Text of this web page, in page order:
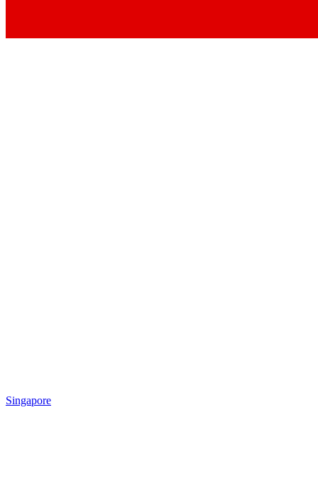
Singapore